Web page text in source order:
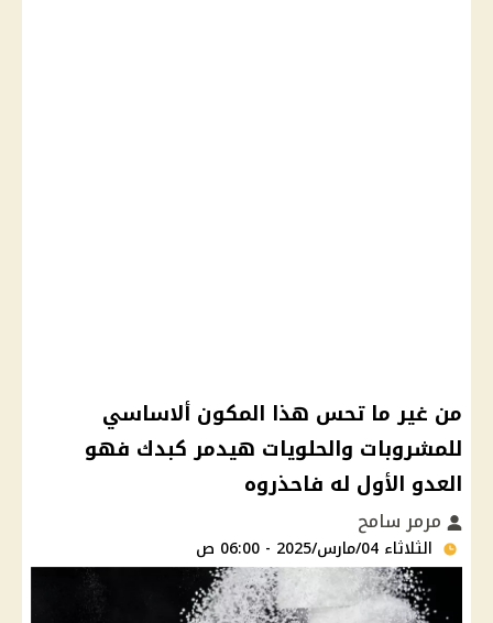
من غير ما تحس هذا المكون ألاساسي
للمشروبات والحلويات هيدمر كبدك فهو
العدو الأول له فاحذروه
مرمر سامح
الثلاثاء 04/مارس/2025 - 06:00 ص